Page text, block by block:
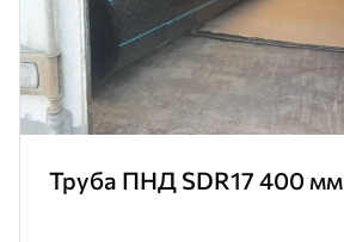
Труба ПНД SDR17 400 мм